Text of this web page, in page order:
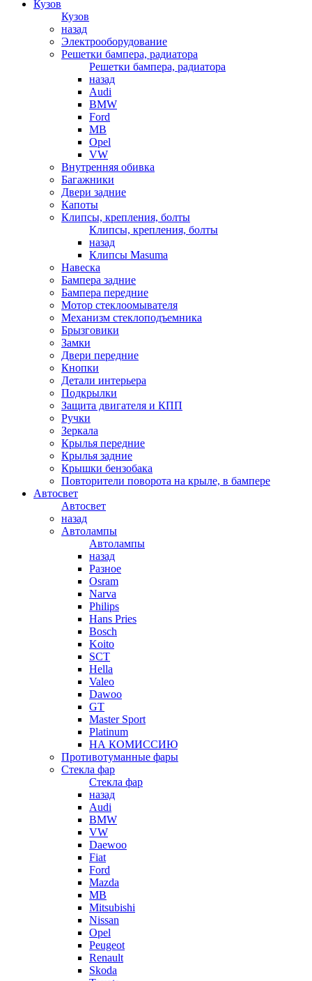
Кузов
Кузов
назад
Электрооборудование
Решетки бампера, радиатора
Решетки бампера, радиатора
назад
Audi
BMW
Ford
MB
Opel
VW
Внутренняя обивка
Багажники
Двери задние
Капоты
Клипсы, крепления, болты
Клипсы, крепления, болты
назад
Клипсы Masuma
Навеска
Бампера задние
Бампера передние
Мотор стеклоомывателя
Механизм стеклоподъемника
Брызговики
Замки
Двери передние
Кнопки
Детали интерьера
Подкрылки
Защита двигателя и КПП
Ручки
Зеркала
Крылья передние
Крылья задние
Крышки бензобака
Повторители поворота на крыле, в бампере
Автосвет
Автосвет
назад
Автолампы
Автолампы
назад
Разное
Osram
Narva
Philips
Hans Pries
Bosch
Koito
SCT
Hella
Valeo
Dawoo
GT
Master Sport
Platinum
НА КОМИССИЮ
Противотуманные фары
Стекла фар
Стекла фар
назад
Audi
BMW
VW
Daewoo
Fiat
Ford
Mazda
MB
Mitsubishi
Nissan
Opel
Peugeot
Renault
Skoda